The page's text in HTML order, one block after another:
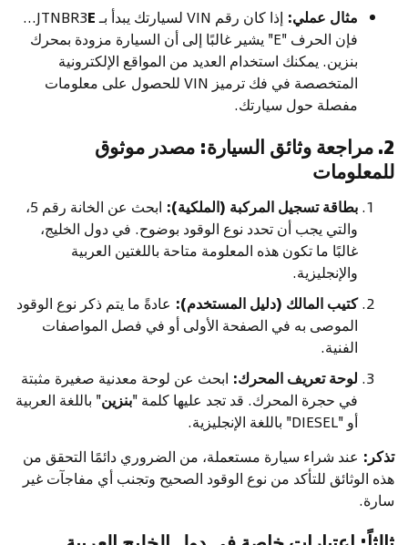
مثال عملي: إذا كان رقم VIN لسيارتك يبدأ بـ JTNBR3 E
...
فإن الحرف "E" يشير غالبًا إلى أن السيارة مزودة بمحرك
بنزين. يمكنك استخدام العديد من المواقع الإلكترونية
المتخصصة في فك ترميز VIN للحصول على معلومات
مفصلة حول سيارتك.
2. مراجعة وثائق السيارة: مصدر موثوق
للمعلومات
بطاقة تسجيل المركبة (الملكية):
ابحث عن الخانة رقم 5،
والتي يجب أن تحدد نوع الوقود بوضوح. في دول الخليج،
غالبًا ما تكون هذه المعلومة متاحة باللغتين العربية
والإنجليزية.
كتيب المالك (دليل المستخدم): عادةً ما يتم ذكر نوع الوقود
الموصى به في الصفحة الأولى أو في فصل المواصفات
الفنية.
لوحة تعريف المحرك: ابحث عن لوحة معدنية صغيرة مثبتة
في حجرة المحرك. قد تجد عليها كلمة "بنزين" باللغة العربية
أو "DIESEL" باللغة الإنجليزية.
تذكر: عند شراء سيارة مستعملة، من الضروري دائمًا التحقق من
هذه الوثائق للتأكد من نوع الوقود الصحيح وتجنب أي مفاجآت غير
سارة.